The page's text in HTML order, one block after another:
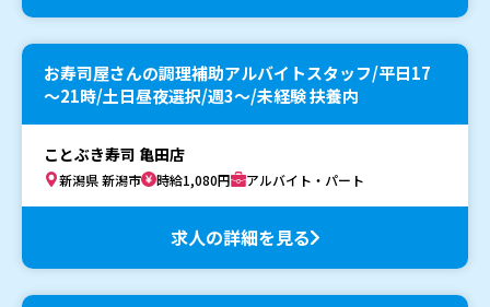
お寿司屋さんの調理補助アルバイトスタッフ/平日17
～21時/土日昼夜選択/週3～/未経験 扶養内
ことぶき寿司 亀田店
新潟県 新潟市 時給1,080円 アルバイト・パート
求人の詳細を見る